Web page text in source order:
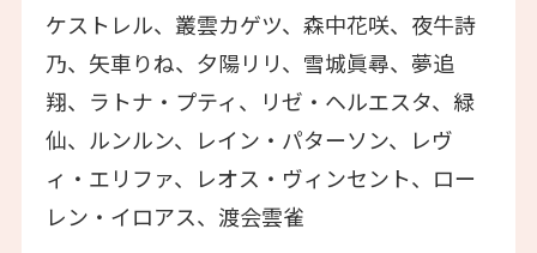
ケストレル、叢雲カゲツ、森中花咲、夜牛詩
乃、矢車りね、夕陽リリ、雪城眞尋、夢追
翔、ラトナ・プティ、リゼ・ヘルエスタ、緑
仙、ルンルン、レイン・パターソン、レヴ
ィ・エリファ、レオス・ヴィンセント、ロー
レン・イロアス、渡会雲雀